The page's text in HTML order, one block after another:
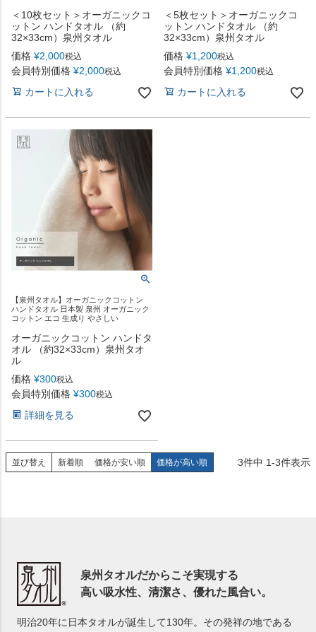
＜10枚セット＞オーガニックコ
ットン ハンドタオル （約
32×33cm）泉州タオル
価格 ¥2,000税込
会員特別価格 ¥2,000税込
カートに入れる
＜5枚セット＞オーガニックコ
ットン ハンドタオル （約
32×33cm）泉州タオル
価格 ¥1,200税込
会員特別価格 ¥1,200税込
カートに入れる
【泉州タオル】オーガニックコットン
ハンドタオル 日本製 泉州 オーガニック
コットン エコ 生成り やさしい
オーガニックコットン ハンドタ
オル （約32×33cm）泉州タオ
ル
価格 ¥300税込
会員特別価格 ¥300税込
詳細を見る
並び替え 新着順 価格が安い順 価格が高い順 3件中 1-3件表示
泉州タオルだからこそ実現する
高い吸水性、清潔さ、優れた風合い。
明治20年に日本タオルが誕生して130年。その発祥の地である